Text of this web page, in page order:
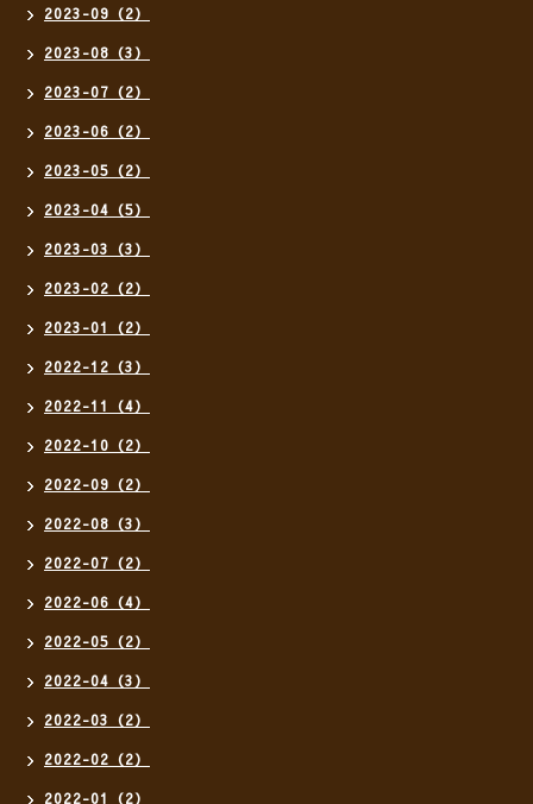
2023-09（2）
2023-08（3）
2023-07（2）
2023-06（2）
2023-05（2）
2023-04（5）
2023-03（3）
2023-02（2）
2023-01（2）
2022-12（3）
2022-11（4）
2022-10（2）
2022-09（2）
2022-08（3）
2022-07（2）
2022-06（4）
2022-05（2）
2022-04（3）
2022-03（2）
2022-02（2）
2022-01（2）